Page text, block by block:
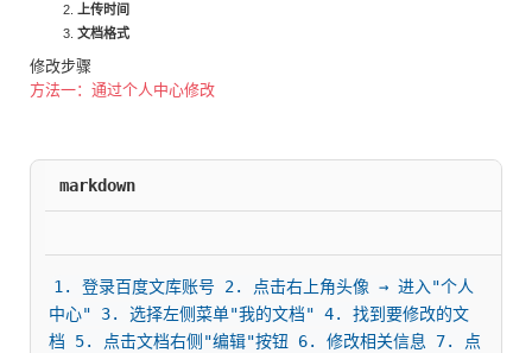
上传时间
文档格式
修改步骤
方法一：通过个人中心修改
markdown
1. 登录百度文库账号 2. 点击右上角头像 → 进入"个人
中心" 3. 选择左侧菜单"我的文档" 4. 找到要修改的文
档 5. 点击文档右侧"编辑"按钮 6. 修改相关信息 7. 点